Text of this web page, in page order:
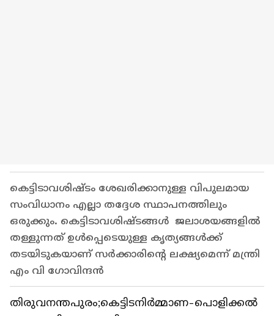
കെട്ടിടാവശിഷ്ടം ശേഖരിക്കാനുള്ള വിപുലമായ
സംവിധാനം എല്ലാ തദ്ദേശ സ്ഥാപനത്തിലും
ഒരുക്കും. കെട്ടിടാവശിഷ്ടങ്ങള്‍ ജലാശയങ്ങളില്‍
തള്ളുന്നത് ഉള്‍പ്പെടെയുള്ള കൃത്യങ്ങള്‍ക്ക്
തടയിടുകയാണ് സര്‍ക്കാരിന്‍റെ ലക്ഷ്യമെന്ന് മന്ത്രി
എം വി ഗോവിന്ദന്‍
തിരുവനന്തപുരം;കെട്ടിടനിര്‍മ്മാണ-പൊളിക്കല്‍